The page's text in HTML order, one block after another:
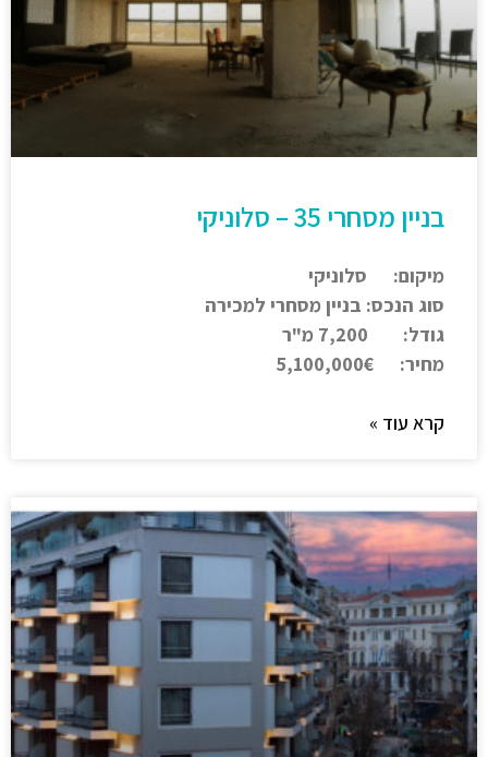
בניין מסחרי 35 – סלוניקי
מיקום: סלוניקי
סוג הנכס: בניין מסחרי למכירה
גודל: 7,200 מ"ר
מחיר: 5,100,000€
קרא עוד »